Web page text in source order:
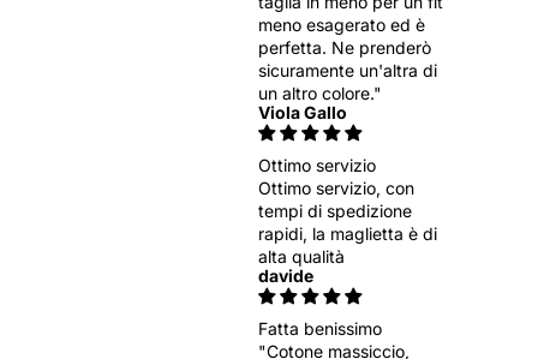
meno esagerato ed è
perfetta. Ne prenderò
sicuramente un'altra di
un altro colore."
Viola Gallo
Ottimo servizio
Ottimo servizio, con
tempi di spedizione
rapidi, la maglietta è di
alta qualità
davide
Fatta benissimo
"Cotone massiccio,